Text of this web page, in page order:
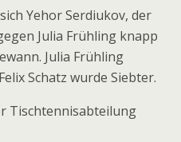
Yehor Serdiukov, der
Julia Frühling knapp
Julia Frühling
Schatz wurde Siebter.
Tischtennisabteilung